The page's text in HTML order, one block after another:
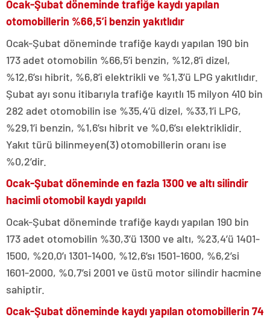
Ocak-Şubat döneminde trafiğe kaydı yapılan
otomobillerin %66,5’i benzin yakıtlıdır
Ocak-Şubat döneminde trafiğe kaydı yapılan 190 bin
173 adet otomobilin %66,5’i benzin, %12,8’i dizel,
%12,6’sı hibrit, %6,8’i elektrikli ve %1,3’ü LPG yakıtlıdır.
Şubat ayı sonu itibarıyla trafiğe kayıtlı 15 milyon 410 bin
282 adet otomobilin ise %35,4’ü dizel, %33,1’i LPG,
%29,1’i benzin, %1,6’sı hibrit ve %0,6’sı elektriklidir.
Yakıt türü bilinmeyen(3) otomobillerin oranı ise
%0,2’dir.
Ocak-Şubat döneminde en fazla 1300 ve altı silindir
hacimli otomobil kaydı yapıldı
Ocak-Şubat döneminde trafiğe kaydı yapılan 190 bin
173 adet otomobilin %30,3’ü 1300 ve altı, %23,4’ü 1401-
1500, %20,0’ı 1301-1400, %12,6’sı 1501-1600, %6,2’si
1601-2000, %0,7’si 2001 ve üstü motor silindir hacmine
sahiptir.
Ocak-Şubat döneminde kaydı yapılan otomobillerin 74